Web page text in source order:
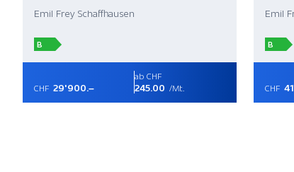
Emil Frey Schaffhausen
B
CHF 29'900.–
ab CHF
245.00 /Mt.
Emil
B
CHF